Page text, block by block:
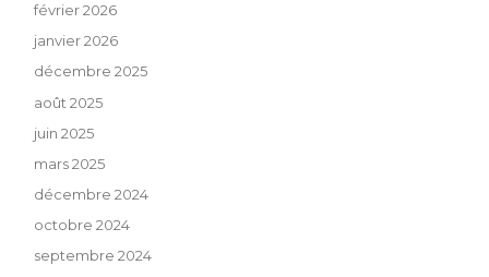
février 2026
janvier 2026
décembre 2025
août 2025
juin 2025
mars 2025
décembre 2024
octobre 2024
septembre 2024